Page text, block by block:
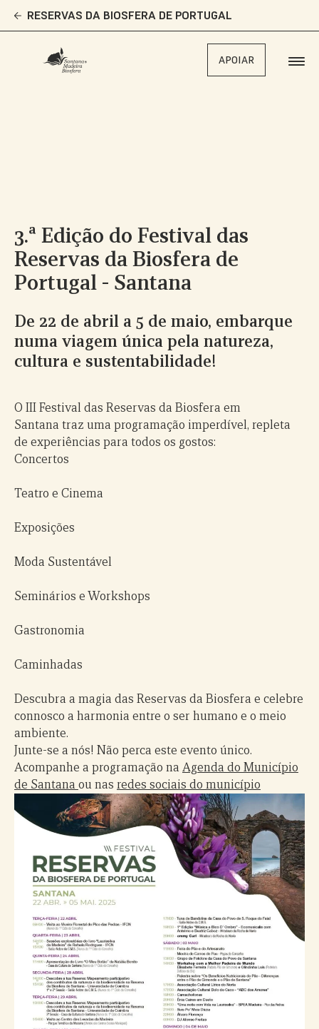
RESERVAS DA BIOSFERA DE PORTUGAL
APOIAR
3.ª Edição do Festival das
Reservas da Biosfera de
Portugal - Santana
De 22 de abril a 5 de maio, embarque
numa viagem única pela natureza,
cultura e sustentabilidade!
O III Festival das Reservas da Biosfera em
Santana traz uma programação imperdível, repleta
de experiências para todos os gostos:
Concertos
Teatro e Cinema
Exposições
Moda Sustentável
Seminários e Workshops
Gastronomia
Caminhadas
Descubra a magia das Reservas da Biosfera e celebre
connosco a harmonia entre o ser humano e o meio
ambiente.
Junte-se a nós! Não perca este evento único.
Acompanhe a programação na Agenda do Município
de Santana ou nas redes sociais do município